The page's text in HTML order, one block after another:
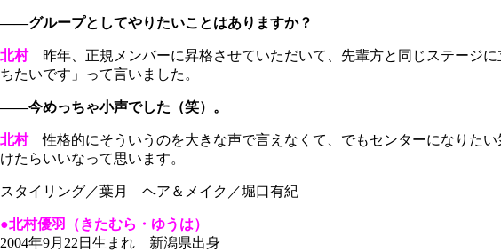
――グループとしてやりたいことはありますか？
北村昨年、正規メンバーに昇格させていただいて、先輩方と同じステージ
ちたいです」って言いました。
――今めっちゃ小声でした（笑）。
北村性格的にそういうのを大きな声で言えなくて、でもセンターになりた
けたらいいなって思います。
スタイリング／葉月 ヘア＆メイク／堀口有紀
●北村優羽（きたむら・ゆうは）
2004年9月22日生まれ 新潟県出身